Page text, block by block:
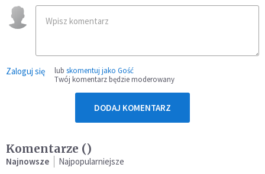
Zaloguj się lub skomentuj jako Gość
Twój komentarz będzie moderowany
DODAJ KOMENTARZ
Komentarze ()
Najnowsze Najpopularniejsze